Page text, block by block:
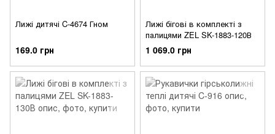
Лижі дитячі C-4674 Гном
169.0 грн
Лижі бігові в комплекті з
палицями ZEL SK-1883-120В
1 069.0 грн